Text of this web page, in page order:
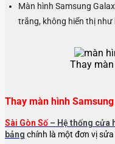
Màn hình Samsung
trắng, không hiển thị
Thay
Thay màn hình
Sài Gòn Số – Hệ thống cửa
bảng chính là một đơn vị